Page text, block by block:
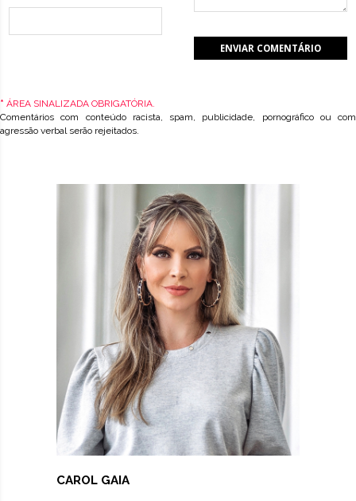
* ÁREA SINALIZADA OBRIGATÓRIA.
Comentários com conteúdo racista, spam, publicidade, pornográfico ou com
agressão verbal serão rejeitados.
CAROL GAIA